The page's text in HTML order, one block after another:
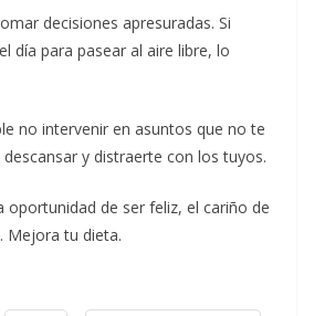
decisiones apresuradas. Si
día para pasear al aire libre, lo
no intervenir en asuntos que no te
y distraerte con los tuyos.
oportunidad de ser feliz, el cariño de
Mejora tu dieta.